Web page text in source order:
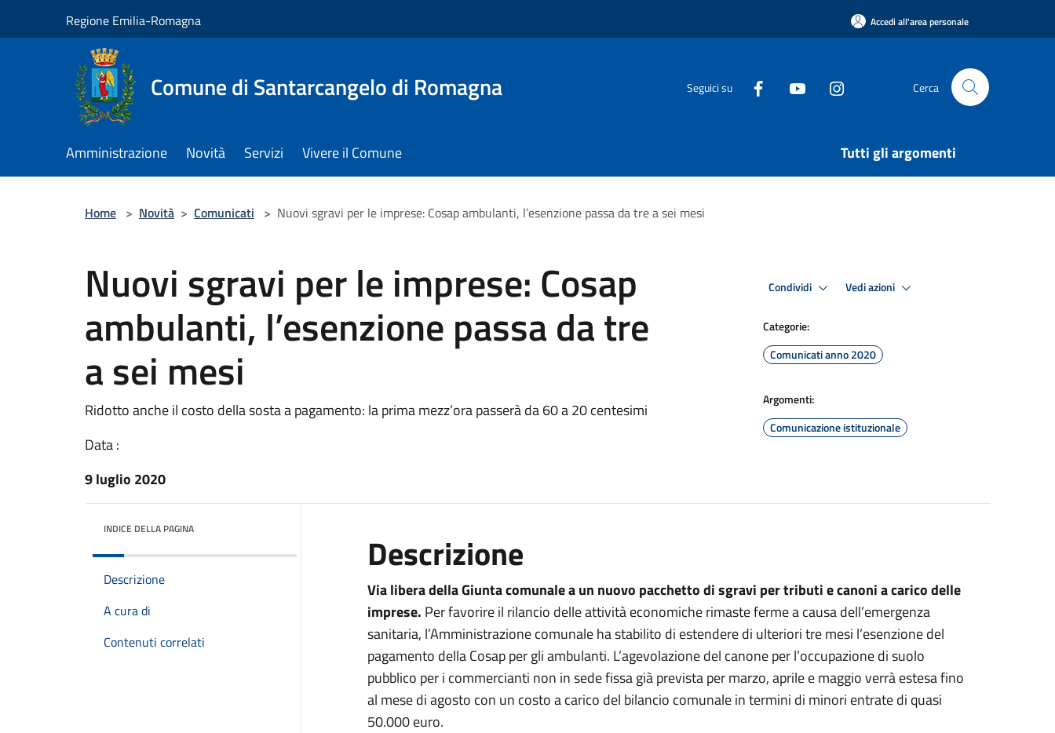
Regione Emilia-Romagna Accedi all'area personale
Comune di Santarcangelo di Romagna Seguici su Cerca
Amministrazione Novità Servizi Vivere il Comune Tutti gli argomenti
Home > Novità > Comunicati > Nuovi sgravi per le imprese: Cosap ambulanti, l’esenzione passa da tre a sei mesi
Nuovi sgravi per le imprese: Cosap
ambulanti, l’esenzione passa da tre
a sei mesi
Ridotto anche il costo della sosta a pagamento: la prima mezz’ora passerà da 60 a 20 centesimi
Data :
9 luglio 2020
Condividi Vedi azioni
Categorie:
Comunicati anno 2020
Argomenti:
Comunicazione istituzionale
INDICE DELLA PAGINA
Descrizione
A cura di
Contenuti correlati
Descrizione
Via libera della Giunta comunale a un nuovo pacchetto di sgravi per tributi e canoni a carico delle
imprese. Per favorire il rilancio delle attività economiche rimaste ferme a causa dell’emergenza
sanitaria, l’Amministrazione comunale ha stabilito di estendere di ulteriori tre mesi l’esenzione del
pagamento della Cosap per gli ambulanti. L’agevolazione del canone per l’occupazione di suolo
pubblico per i commercianti non in sede fissa già prevista per marzo, aprile e maggio verrà estesa fino
al mese di agosto con un costo a carico del bilancio comunale in termini di minori entrate di quasi
50.000 euro.